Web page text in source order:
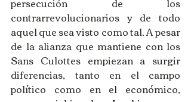
contrarrevolucionarios y de todo
aquel que sea visto como tal. A pesar
de la alianza que mantiene con los
Sans Culottes empiezan a surgir
diferencias, tanto en el campo
político como en el económico,